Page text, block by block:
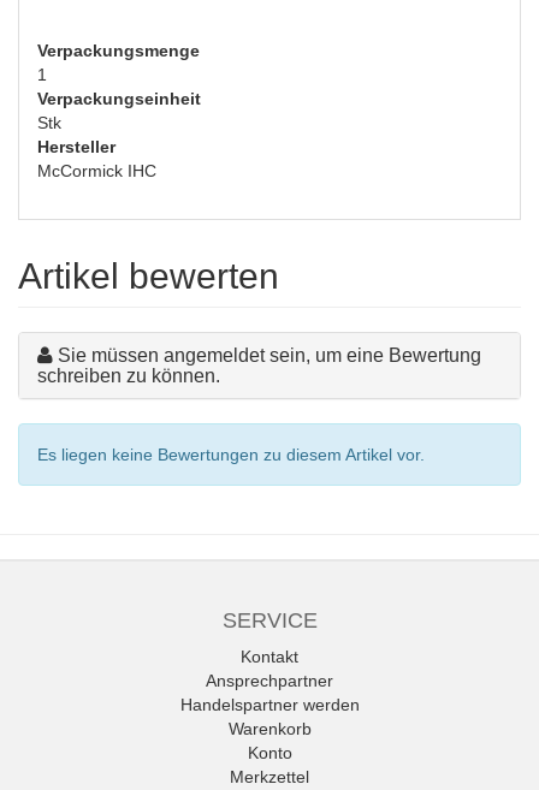
Verpackungsmenge
1
Verpackungseinheit
Stk
Hersteller
McCormick IHC
Artikel bewerten
Sie müssen angemeldet sein, um eine Bewertung
schreiben zu können.
Es liegen keine Bewertungen zu diesem Artikel vor.
SERVICE
Kontakt
Ansprechpartner
Handelspartner werden
Warenkorb
Konto
Merkzettel